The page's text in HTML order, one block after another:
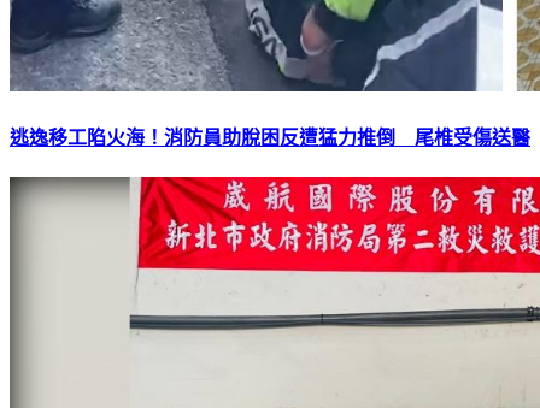
逃逸移工陷火海！消防員助脫困反遭猛力推倒 尾椎受傷送醫